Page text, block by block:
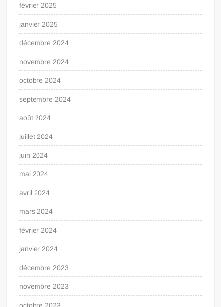
février 2025
janvier 2025
décembre 2024
novembre 2024
octobre 2024
septembre 2024
août 2024
juillet 2024
juin 2024
mai 2024
avril 2024
mars 2024
février 2024
janvier 2024
décembre 2023
novembre 2023
octobre 2023